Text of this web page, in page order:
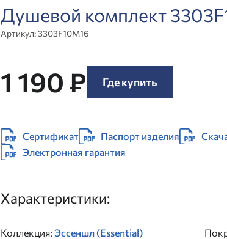
Душевой комплект
Артикул:3303F10M16
1 190 ₽ Где купить
Сертификат Паспорт изделия
Электронная гарантия
Характеристики:
Коллекция: Эссеншл (Essential)